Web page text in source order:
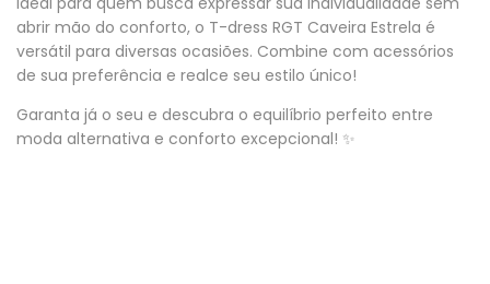
abrir mão do conforto, o T-dress RGT Caveira Estrela é
versátil para diversas ocasiões. Combine com acessórios
de sua preferência e realce seu estilo único!
Garanta já o seu e descubra o equilíbrio perfeito entre
moda alternativa e conforto excepcional! ✨